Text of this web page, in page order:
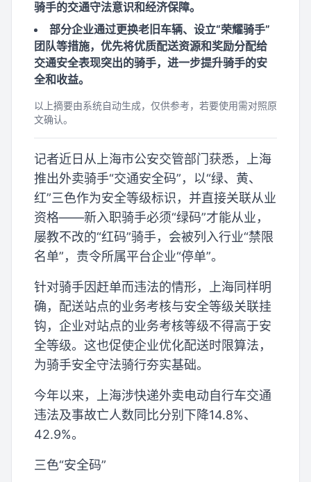
骑手的交通守法意识和经济保障。
部分企业通过更换老旧车辆、设立“荣耀骑手”
团队等措施，优先将优质配送资源和奖励分配给
交通安全表现突出的骑手，进一步提升骑手的安
全和收益。
以上摘要由系统自动生成，仅供参考，若要使用需对照原
文确认。
记者近日从上海市公安交管部门获悉，上海
推出外卖骑手“交通安全码”，以“绿、黄、
红”三色作为安全等级标识，并直接关联从业
资格——新入职骑手必须“绿码”才能从业，
屡教不改的“红码”骑手，会被列入行业“禁限
名单”，责令所属平台企业“停单”。
针对骑手因赶单而违法的情形，上海同样明
确，配送站点的业务考核与安全等级关联挂
钩，企业对站点的业务考核等级不得高于安
全等级。这也促使企业优化配送时限算法，
为骑手安全守法骑行夯实基础。
今年以来，上海涉快递外卖电动自行车交通
违法及事故亡人数同比分别下降14.8%、
42.9%。
三色“安全码”